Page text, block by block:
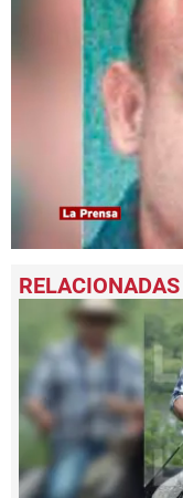
seconds
of
seconds